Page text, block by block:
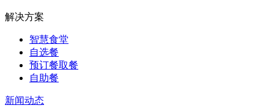
解决方案
智慧食堂
自选餐
预订餐取餐
自助餐
新闻动态